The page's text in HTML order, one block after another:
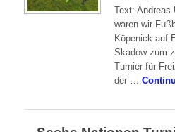
Von AjaxAdmin
Kommentare
Text: Andreas
waren wir
Köpenick auf
Skadow zum
der …